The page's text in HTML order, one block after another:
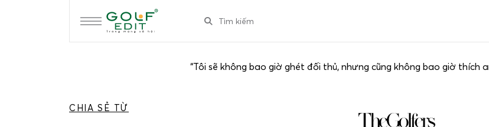
“Tôi sẽ không bao giờ ghét đối thủ, nhưng cũng không bao giờ thích
CHIA SẺ TỪ